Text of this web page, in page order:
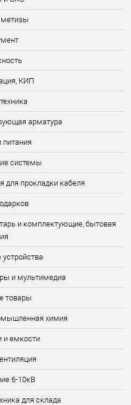
КИП
арматура
питания
системы
для прокладки кабеля
и комплектующие, бытовая
и мультимедиа
товары
химия
и емкости
6-10кВ
для склада